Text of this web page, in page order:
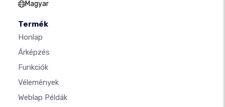
Magyar
Termék
Honlap
Árképzés
Funkciók
Vélemények
Weblap Példák